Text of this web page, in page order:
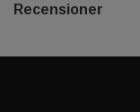
Recensioner